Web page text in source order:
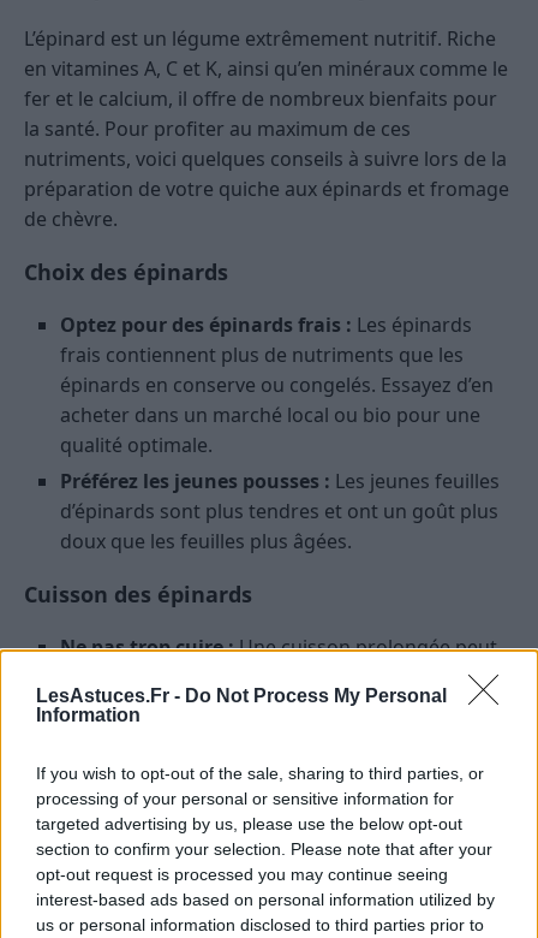
LesAstuces.Fr - Do Not Process My Personal
Information
If you wish to opt-out of the sale, sharing to third parties, or
processing of your personal or sensitive information for
targeted advertising by us, please use the below opt-out
section to confirm your selection. Please note that after your
opt-out request is processed you may continue seeing
interest-based ads based on personal information utilized by
us or personal information disclosed to third parties prior to
L’épinard est un légume extrêmement nutritif. Riche
en vitamines A, C et K, ainsi qu’en minéraux comme le
fer et le calcium, il offre de nombreux bienfaits pour
la santé. Pour profiter au maximum de ces
nutriments, voici quelques conseils à suivre lors de la
préparation de votre quiche aux épinards et fromage
de chèvre.
Choix des épinards
Optez pour des épinards frais : Les épinards
frais contiennent plus de nutriments que les
épinards en conserve ou congelés. Essayez d’en
acheter dans un marché local ou bio pour une
qualité optimale.
Préférez les jeunes pousses : Les jeunes feuilles
d’épinards sont plus tendres et ont un goût plus
doux que les feuilles plus âgées.
Cuisson des épinards
Ne pas trop cuire :Une cuisson prolongée peut
détruire certains des nutriments des épinards.
Essayez de les faire sauter juste assez longtemps
environ 5 minutes.
Conservez le liquide :Si de l’eau se dégage des
épinards pendant la cuisson, conservez-la. Elle
contient des vitamines et des minéraux qui
peuvent être réintroduits dans votre quiche en la
mélangeant à l’appareil à œuf.